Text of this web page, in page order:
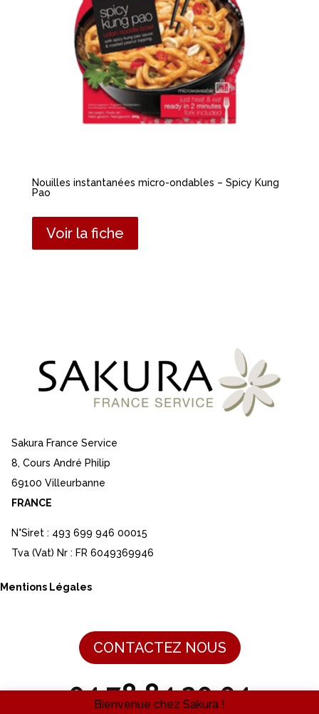
Nouilles instantanées micro-ondables – Spicy Kung
Pao
Voir la fiche
Sakura France Service
8, Cours André Philip
69100 Villeurbanne
FRANCE
N°Siret : 493 699 946 00015
Tva (Vat) Nr : FR 6049369946
Mentions Légales
CONTACTEZ NOUS
04 78 84 20 04
Bienvenue chez Sakura !